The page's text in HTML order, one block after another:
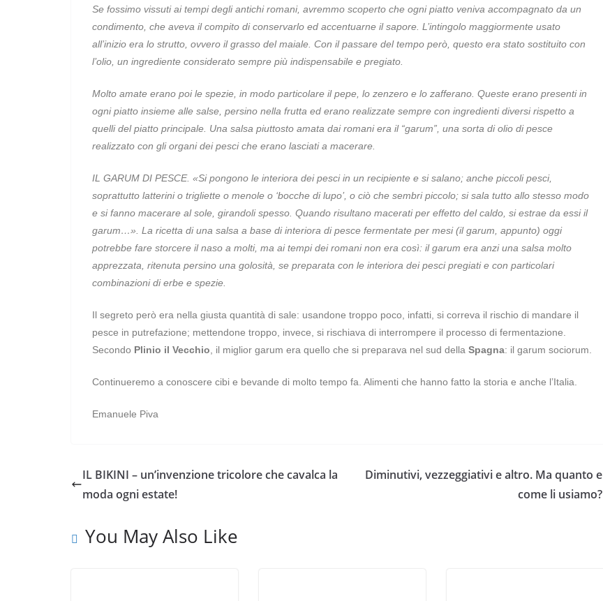
Se fossimo vissuti ai tempi degli antichi romani, avremmo scoperto che ognipiatto veniva accompagnato da un
condimento, che aveva il compito di conservarlo ed accentuarne il sapore. L’intingolo maggiormente usato
all’inizio era lo strutto, ovvero il grasso del maiale. Con il passare del tempo però, questo era stato sostituito con
l’olio, un ingrediente considerato sempre più indispensabile e pregiato.
Molto amate erano poi le spezie, in modo particolare il pepe, lo zenzero e lo zafferano. Queste erano presenti in
ogni piatto insieme alle salse, persino nella frutta ed erano realizzate sempre con ingredienti diversi rispetto a
quelli del piatto principale. Una salsa piuttosto amata dai romani era il “garum”, una sorta di olio dipesce
realizzato con gli organi dei pesci che erano lasciati a macerare.
IL GARUM DI PESCE. «Si pongono le interiora dei pesci in un recipiente e si salano; anche piccoli pesci,
soprattutto latterini o trigliette o menole o ‘bocche di lupo’, o ciò che sembri piccolo; si sala tutto allo stesso modo
e si fanno macerare al sole, girandoli spesso. Quando risultano macerati per effetto del caldo, si estrae da essi il
garum…». La ricetta di una salsa a base di interiora di pesce fermentate per mesi (il garum, appunto) oggi
potrebbe fare storcere il naso a molti, ma ai tempi dei romani non era così: il garum era anzi una salsa molto
apprezzata, ritenuta persino una golosità, se preparata con le interiora dei pesci pregiati e con particolari
combinazioni di erbe e spezie.
Il segreto però era nella giusta quantità di sale: usandone troppo poco, infatti, si correva il rischio di mandare il
pesce in putrefazione; mettendone troppo, invece, si rischiava di interrompere il processo di fermentazione.
Secondo Plinio il Vecchio , il miglior garum era quello che si preparava nel sud della Spagna: il garum sociorum.
Continueremo a conoscere cibi e bevande di molto tempo fa. Alimenti che hanno fatto la storia e anche l’Italia.
Emanuele Piva
IL BIKINI – un’invenzione tricolore che cavalca la
moda ogni estate!
Diminutivi, vezzeggiativi e altro. Ma quanto e
come li usiamo?
You May Also Like